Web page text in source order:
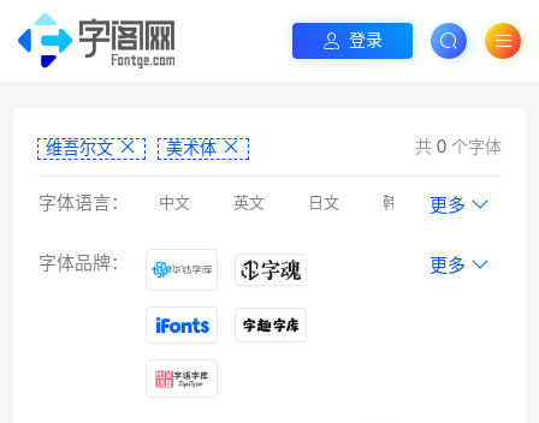
登录
维吾尔文 美术体 共 0 个字体
字体语言： 中文 英文 日文 韩文
罗马尼亚文 彝文
更多
字体品牌： 更多